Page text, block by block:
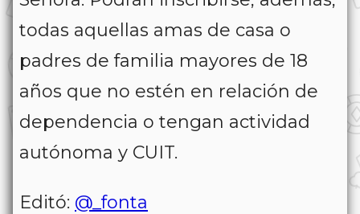
todas aquellas amas de casa o
padres de familia mayores de 18
años que no estén en relación de
dependencia o tengan actividad
autónoma y CUIT.
Editó: @_fonta